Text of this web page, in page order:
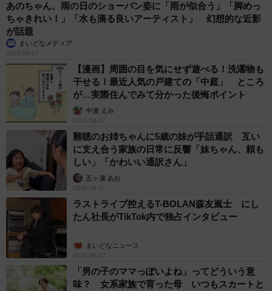
あのちゃん、雨の日のショーパン姿に「雨が似合う」「脚めっ
ちゃきれい！」「水も滴る良いアーティスト」 幻想的な近影
が話題
まいどなメディア
2026.08.07
【漫画】周囲の目を気にせず遊べる！洗濯物も
干せる！最近人気の戸建ての「中庭」 ところ
が…実際住んでみて分かった後悔ポイント
中瀬 えみ
2026.08.07
難聴のお姉ちゃんに5歳の妹が手話通訳 互い
に支え合う家族の日常に反響「妹ちゃん、頼も
しい」「かわいい通訳さん」
五ヶ瀬 あお
2026.08.07
ラストライブ控えるT-BOLAN森友嵐士 にし
たん社長がTikTok内で独占インタビュー
まいどなニュース
2026.08.07
「男の子のママっぽいよね」ってどういう意
味？ 女系家族で育った母 いつもスカートと